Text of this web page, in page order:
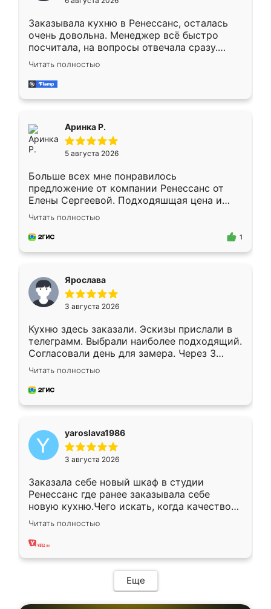
мебели буду заказывать только здесь.
Заказывала кухню в Ренессанс, осталась
очень довольна. Менеджер всё быстро
посчитала, на вопросы отвечала сразу.
Замерщик приехал в субботу, подошёл к
делу со всей ответственностью. Собрали
за день, ребята работали аккуратно, даже
Читать полностью
Аринка Р.
5 августа 2026
Больше всех мне понравилось
предложение от компании Ренессанс от
Елены Сергеевой. Подходяшщая цена и
короткие сроки изготовления. Приехавший
для замера сотрудник Владислав
предложил по моему эскизу самый
Читать полностью
1
Ярослава
3 августа 2026
Кухню здесь заказали. Эскизы прислали в
телеграмм. Выбрали наиболее подходящий.
Согласовали день для замера. Через 3
недели кухня была уже готова. Остались
довольны работой. Спасибо Ренессанс
мебель за качественную работу!
Читать полностью
yaroslava1986
3 августа 2026
Заказала себе новый шкаф в студии
Ренессанс где ранее заказывала себе
новую кухню.Чего искать, когда качеством
вполне довольна. Служит кухня уже почти
два года, нареканий нет.
Читать полностью
Еще